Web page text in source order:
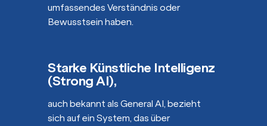
umfassendes Verständnis oder
Bewusstsein haben.
Starke Künstliche Intelligenz
(Strong AI),
auch bekannt als General AI, bezieht
sich auf ein System, das über